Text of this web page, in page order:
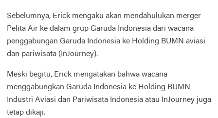
Sebelumnya, Erick mengaku akan mendahulukan merger
Pelita Air ke dalam grup Garuda Indonesia dari wacana
penggabungan Garuda Indonesia ke Holding BUMN aviasi
dan pariwisata (InJourney).
Meski begitu, Erick mengatakan bahwa wacana
menggabungkan Garuda Indonesia ke Holding BUMN
Industri Aviasi dan Pariwisata Indonesia atau InJourney juga
tetap dikaji.